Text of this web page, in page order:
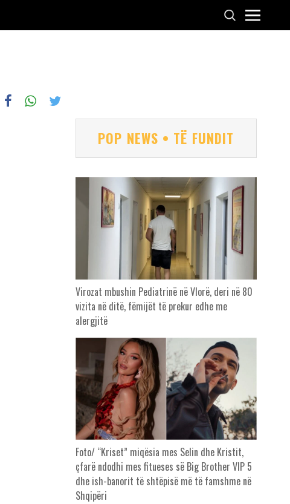
POP NEWS • TË FUNDIT
Virozat mbushin Pediatrinë në Vlorë, deri në 80
vizita në ditë, fëmijët të prekur edhe me
alergjitë
Foto/ “Kriset” miqësia mes Selin dhe Kristit,
çfarë ndodhi mes fitueses së Big Brother VIP 5
dhe ish-banorit të shtëpisë më të famshme në
Shqipëri